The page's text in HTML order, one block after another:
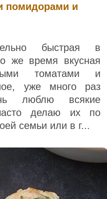
помидорами и
быстрая в
же время вкусная
томатами и
уже много раз
люблю всякие
делаю их по
семьи или в г...